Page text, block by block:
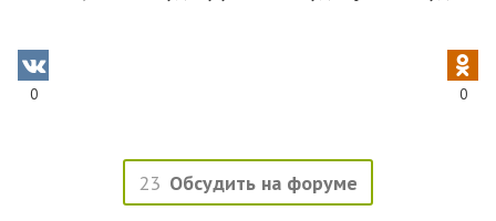
0 0
23 Обсудить на форуме